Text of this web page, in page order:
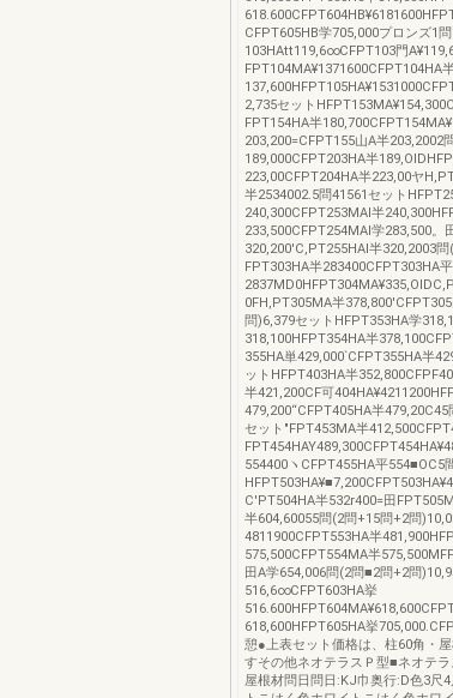
CFPT605HB学705,000プロンズ1問
103HAtt119,6∞CFPT103門
FPT104MA¥1371600CFPT104HA
2,735セット
FPT154HA半
203,200=CFPT155山A半203,2002
189,000CFPT203HA半
223,00CFPT204HA半223,00ヤ
半2534002.5問41561セット
240,300CFPT253MAl半
233,500CFPT254MAl学283,500。
320,200'C,PT255HAl半320,2003
FPT303HA半283400CFPT303HA平
0FH,PT305MA半
問)6,379セットHFPT353HA学
318,100HFPT354HA半
355HA単429,000`CFPT355HA半
ットHFPT403HA半
半421,200CF可
479,200“CFPT405HA半
セット"FPT453MA半
554400ヽCFPT455HA平554■OC5
C'PT504HA半532r400=田
半604,60055問(2問+15問+2問
4811900CFPT553HA半
575,500CFPT554MA半
田A学654,006問(2問■2問+2問
516,6∞CFPT603HA挙
618,600HFPT605HA挙
憩●上表セット価格は、柱60角・
すその他ネオテラスＰ型■ネオテ
屋根材問日問日:KJ巾奥行:D色3尺